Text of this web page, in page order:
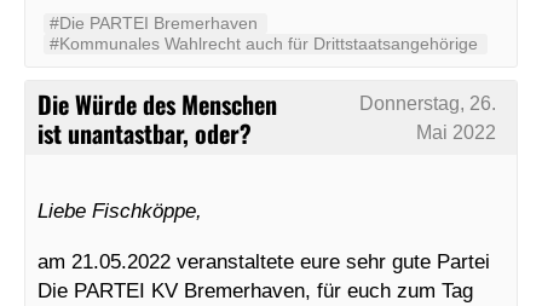
#Die PARTEI Bremerhaven
#Kommunales Wahlrecht auch für Drittstaatsangehörige
Die Würde des Menschen
ist unantastbar, oder?
Donnerstag, 26.
Mai 2022
Liebe Fischköppe,
am 21.05.2022 veranstaltete eure sehr gute Partei
Die PARTEI KV Bremerhaven, für euch zum Tag